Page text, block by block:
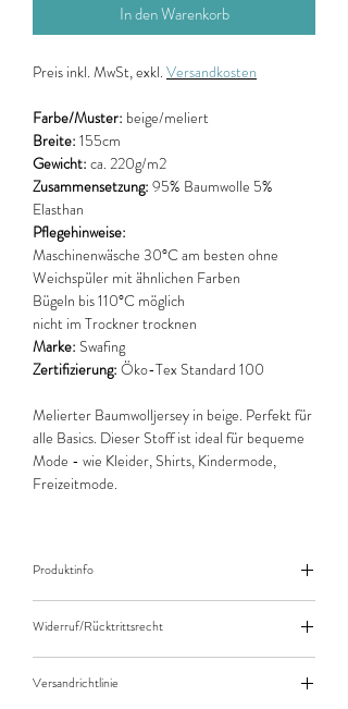
In den Warenkorb
Preis inkl. MwSt, exkl. Versandkosten
Farbe/Muster: beige/meliert
Breite: 155cm
Gewicht: ca. 220g/m2
Zusammensetzung: 95% Baumwolle 5%
Elasthan
Pflegehinweise:
Maschinenwäsche 30°C am besten ohne
Weichspüler mit ähnlichen Farben
Bügeln bis 110°C möglich
nicht im Trockner trocknen
Marke: Swafing
Zertifizierung: Öko-Tex Standard 100
Melierter Baumwolljersey in beige. Perfekt für
alle Basics. Dieser Stoff ist ideal für bequeme
Mode - wie Kleider, Shirts, Kindermode,
Freizeitmode.
Produktinfo
10cm (0,1m) Länge des Stoffes.
Bei einer Bestellung von zB. 50cm (0,5m)
daher bitte Anzahl 5 eingeben.
Widerruf/Rücktrittsrecht
Versandrichtlinie